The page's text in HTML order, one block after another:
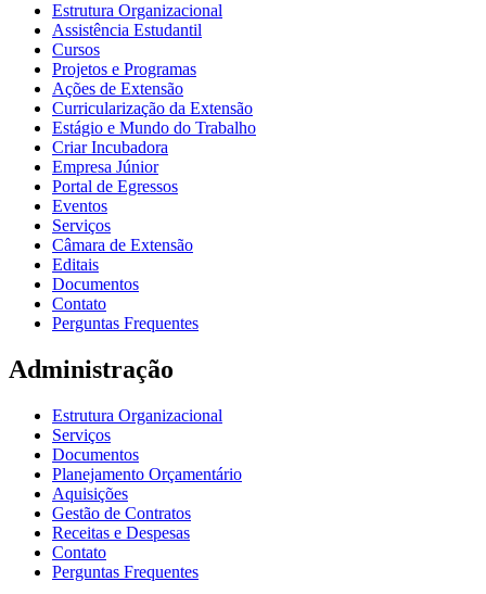
Estrutura Organizacional
Assistência Estudantil
Cursos
Projetos e Programas
Ações de Extensão
Curricularização da Extensão
Estágio e Mundo do Trabalho
Criar Incubadora
Empresa Júnior
Portal de Egressos
Eventos
Serviços
Câmara de Extensão
Editais
Documentos
Contato
Perguntas Frequentes
Administração
Estrutura Organizacional
Serviços
Documentos
Planejamento Orçamentário
Aquisições
Gestão de Contratos
Receitas e Despesas
Contato
Perguntas Frequentes